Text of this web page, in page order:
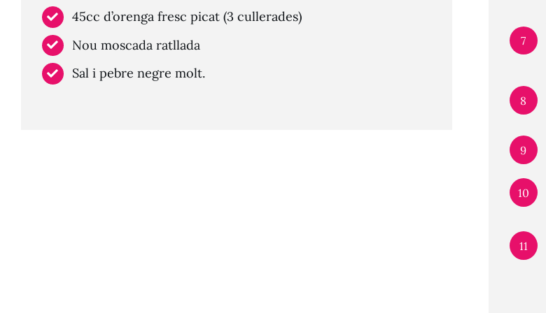
45cc d’orenga fresc picat (3 cullerades)
Nou moscada ratllada
Sal i pebre negre molt.
7
8
9
10
11